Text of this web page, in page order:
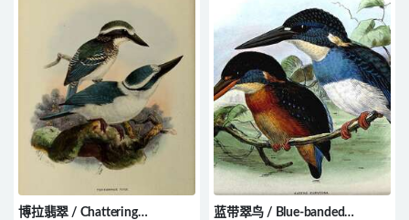
博拉翡翠 / Chattering
蓝带翠鸟 / Blue-banded